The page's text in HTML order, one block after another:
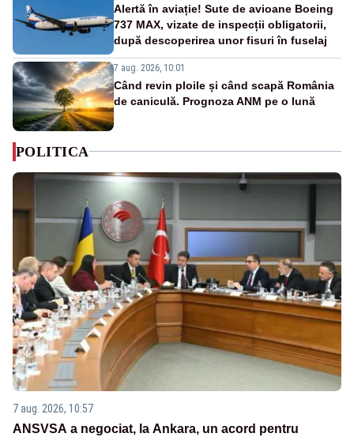
Alertă în aviație! Sute de avioane Boeing
737 MAX, vizate de inspecții obligatorii,
după descoperirea unor fisuri în fuselaj
7 aug. 2026, 10:01
Când revin ploile și când scapă România
de caniculă. Prognoza ANM pe o lună
POLITICA
7 aug. 2026, 10:57
ANSVSA a negociat, la Ankara, un acord pentru